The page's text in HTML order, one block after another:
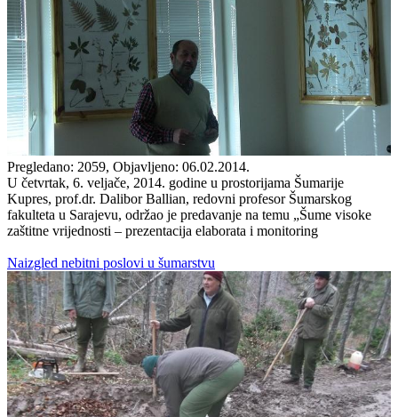
Pregledano: 2059, Objavljeno: 06.02.2014.
U četvrtak, 6. veljače, 2014. godine u prostorijama Šumarije
Kupres, prof.dr. Dalibor Ballian, redovni profesor Šumarskog
fakulteta u Sarajevu, održao je predavanje na temu „Šume visoke
zaštitne vrijednosti – prezentacija elaborata i monitoring
Naizgled nebitni poslovi u šumarstvu